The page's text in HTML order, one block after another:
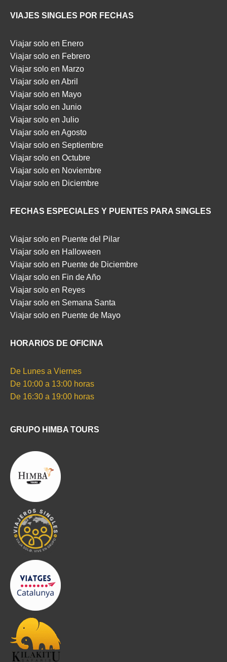
VIAJES SINGLES POR FECHAS
Viajar solo en Enero
Viajar solo en Febrero
Viajar solo en Marzo
Viajar solo en Abril
Viajar solo en Mayo
Viajar solo en Junio
Viajar solo en Julio
Viajar solo en Agosto
Viajar solo en Septiembre
Viajar solo en Octubre
Viajar solo en Noviembre
Viajar solo en Diciembre
FECHAS ESPECIALES Y PUENTES PARA SINGLES
Viajar solo en Puente del Pilar
Viajar solo en Halloween
Viajar solo en Puente de Diciembre
Viajar solo en Fin de Año
Viajar solo en Reyes
Viajar solo en Semana Santa
Viajar solo en Puente de Mayo
HORARIOS DE OFICINA
De Lunes a Viernes
De 10:00 a 13:00 horas
De 16:30 a 19:00 horas
GRUPO HIMBA TOURS